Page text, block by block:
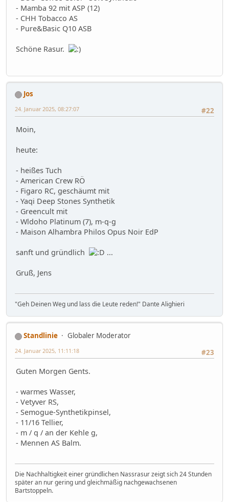
- Mamba 92 mit ASP (12)
- CHH Tobacco AS
- Pure&Basic Q10 ASB
Schöne Rasur.
Jos
#22
24. Januar 2025, 08:27:07
Moin,
heute:
- heißes Tuch
- American Crew RÖ
- Figaro RC, geschäumt mit
- Yaqi Deep Stones Synthetik
- Greencult mit
- Wldoho Platinum (7), m-q-g
- Maison Alhambra Philos Opus Noir EdP
sanft und gründlich ...
Gruß, Jens
"Geh Deinen Weg und lass die Leute reden!" Dante Alighieri
Standlinie
Globaler Moderator
#23
24. Januar 2025, 11:11:18
Guten Morgen Gents.
- warmes Wasser,
- Vetyver RS,
- Semogue-Synthetikpinsel,
- 11/16 Tellier,
- m / q / an der Kehle g,
- Mennen AS Balm.
Die Nachhaltigkeit einer gründlichen Nassrasur zeigt sich 24 Stunden
später an nur gering und gleichmäßig nachgewachsenen
Bartstoppeln.